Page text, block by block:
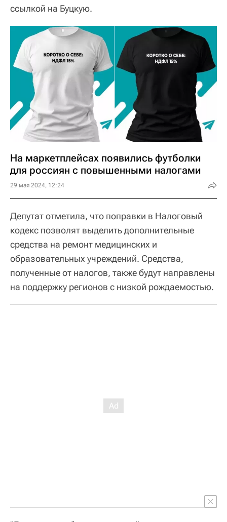
ссылкой на Буцкую.
На маркетплейсах появились футболки
для россиян с повышенными налогами
29 мая 2024, 12:24
Депутат отметила, что поправки в Налоговый
кодекс позволят выделить дополнительные
средства на ремонт медицинских и
образовательных учреждений. Средства,
полученные от налогов, также будут направлены
на поддержку регионов с низкой рождаемостью.